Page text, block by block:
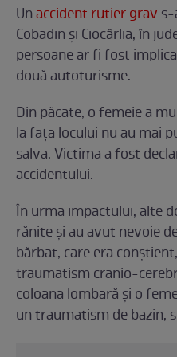
Unaccident rutier grav
Cobadin și Ciocârlia, în
persoane ar fi fost
două autoturisme.
Din păcate, o femeie a
la fața locului nu au mai
salva. Victima a fost
accidentului.
În urma impactului, alte
rănite și au avut nevoie
bărbat, care era
traumatism cranio-
coloana lombară și o
un traumatism de bazin,